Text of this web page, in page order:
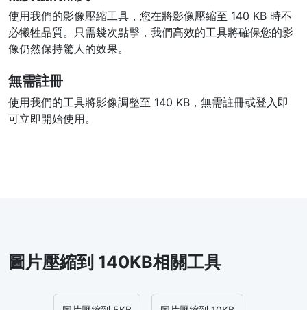
使用我們的影像壓縮工具，您在將影像壓縮至 140 KB 時不
必犧牲品質。只需幾次點擊，我們高效的工具將確保您的影
像仍然保持驚人的效果。
無需註冊
使用我們的工具將影像調整至 140 KB，無需註冊或登入即
可立即開始使用。
圖片壓縮到 140KB相關工具